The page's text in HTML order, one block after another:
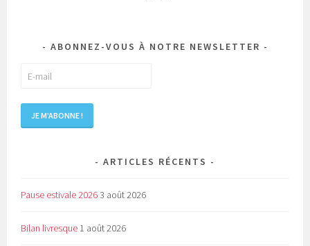
ABONNEZ-VOUS À NOTRE NEWSLETTER
ARTICLES RÉCENTS
Pause estivale 20263 août 2026
Bilan livresque 1 août 2026